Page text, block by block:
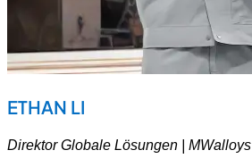
ETHAN LI
Direktor Globale Lösungen | MWalloys